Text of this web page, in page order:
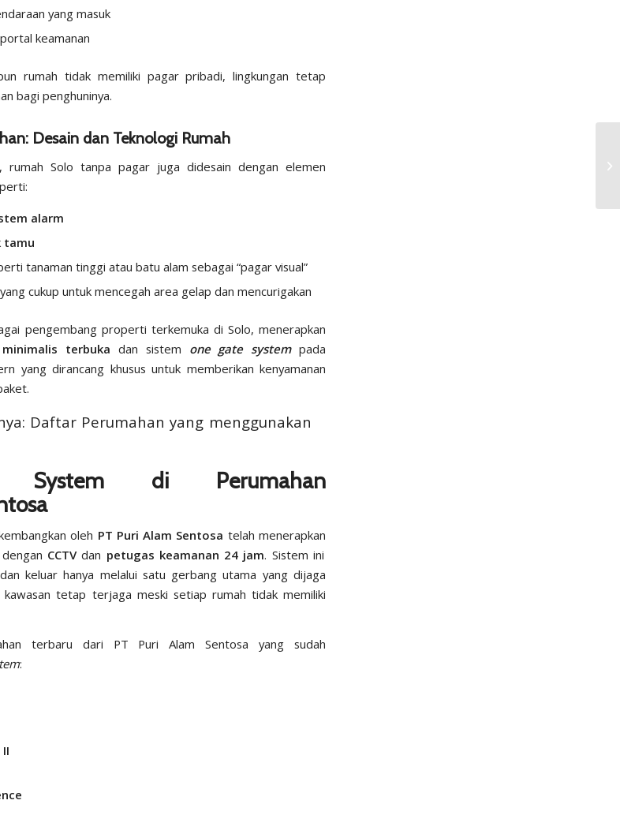
yang masuk
keamanan
rumah tidak memiliki pagar pribadi, lingkungan tetap
bagi penghuninya.
Desain dan Teknologi Rumah
rumah Solo tanpa pagar juga didesain dengan elemen
alarm
tamu
tanaman tinggi atau batu alam sebagai “pagar visual”
cukup untuk mencegah area gelap dan mencurigakan
pengembang properti terkemuka di Solo, menerapkan
terbuka dan sistem one gate systempada
yang dirancang khusus untuk memberikan kenyamanan
Daftar Perumahan yang menggunakan
di Perumahan
oleh PT Puri Alam Sentosa telah menerapkan
CCTVdan petugas keamanan 24 jam. Sistem ini
keluar hanya melalui satu gerbang utama yang dijaga
kawasan tetap terjaga meski setiap rumah tidak memiliki
terbaru dari PT Puri Alam Sentosa yang sudah
: